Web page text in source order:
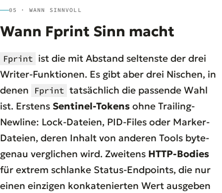
05 · WANN SINNVOLL
Wann Fprint Sinn macht
Fprint ist die mit Abstand seltenste der drei
Writer-Funktionen. Es gibt aber drei Nischen, in
denen
Fprint tatsächlich die passende Wahl
ist. Erstens Sentinel-Tokens ohne Trailing-
Newline: Lock-Dateien, PID-Files oder Marker-
Dateien, deren Inhalt von anderen Tools byte-
genau verglichen wird. Zweitens HTTP-Bodies
für extrem schlanke Status-Endpoints, die nur
einen einzigen konkatenierten Wert ausgeben